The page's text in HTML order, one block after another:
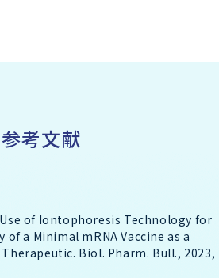
参考文献
Use of Iontophoresis Technology for
a Minimal mRNA Vaccine as a
Biol. Pharm. Bull., 2023,